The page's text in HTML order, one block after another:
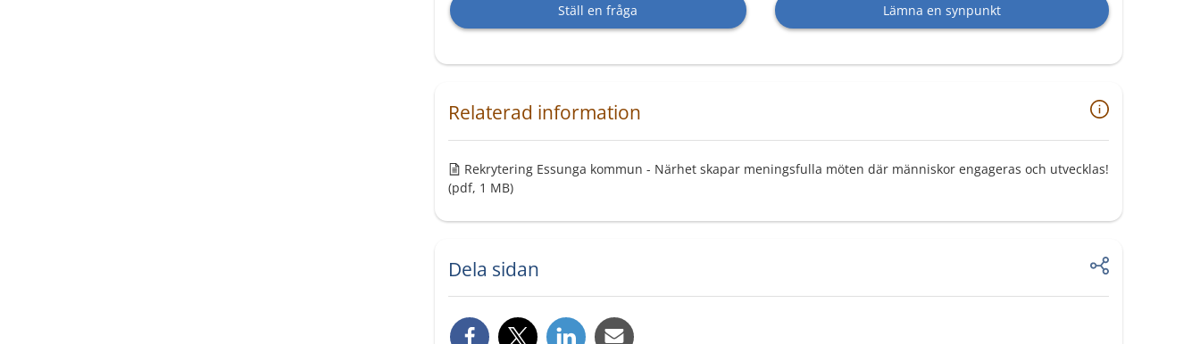
Ställ en fråga Lämna en synpunkt
Relaterad information
Rekrytering Essunga kommun - Närhet skapar meningsfulla möten där människor engageras och utvecklas!
(pdf, 1 MB)
Dela sidan